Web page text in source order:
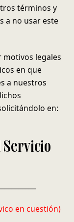
términos y
a no usar este
legales
en que
a nuestros
en:
Servicio
en cuestión)